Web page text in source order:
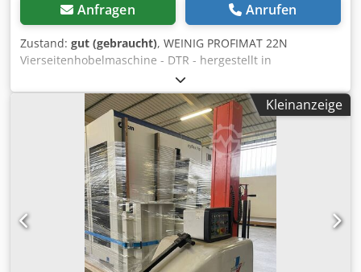
Anfragen Anrufen
Zustand: gut (gebraucht), WEINIG PROFIMAT 22N
Vierseitenhobelmaschine - DTR - hergestellt in
Deutschland - verstellbare Spindeln Chsdpjh Akbasfx Airea
TECHNISCHE DATEN Hobelbreite 220 mm Hobelhöhe 120
mm Durchmesser der Spindeln 40 mm 1) unterer Kopf 4
kW 2) rechter Kopf 3) linker Kopf 5,5 kW 4) oberer Kopf 4
kW 5) Universalkopf 360° 4 kW Vorschubmotor 2,2 kW
Vorschubgeschwindigkeit 5 - 20 m/min vier Stahl-
Oberzugwalzen zwei Gummi-Oberzugswalzen eine
Nachlaufwalze in der Tischplatte Vorschub auf
Kardanwellen elektrische Höhenverstellung Vortischlänge
1970 mm Zentralschmierung pneumatische Klemmen
Abmessungen der Maschine (L/B/H) 380/200/170 cm
Gewicht ~ 2000 kg
Kleinanzeige